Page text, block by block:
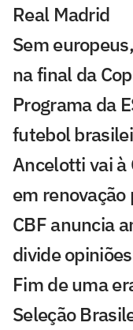
Real Madrid
Sem
na final da
Programa da
futebol
Ancelotti vai à
em
CBF anuncia
divide
Fim de uma
Seleção